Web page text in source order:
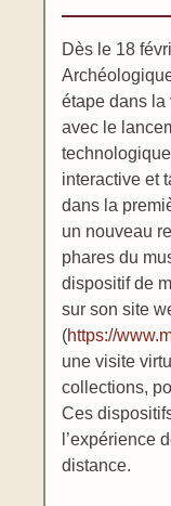
Dès le 18
étape dans
avec le
interactive et
dans la
un nouveau
phares du
dispositif de
sur son site
(https://
une visite
collections,
Ces
l’expérience
distance.